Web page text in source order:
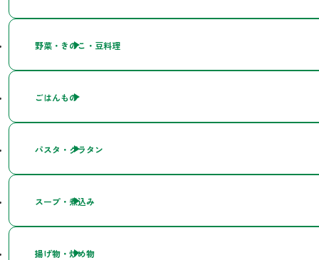
野菜・きのこ・豆料理
ごはんもの
パスタ・グラタン
スープ・煮込み
揚げ物・炒め物